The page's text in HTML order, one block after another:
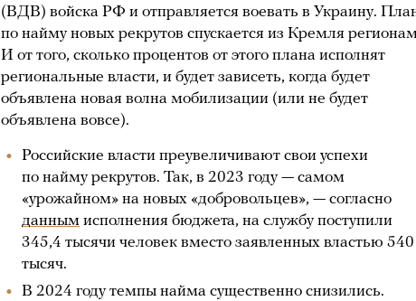
(ВДВ) войска РФ и отправляется воевать в Украину.
по найму новых рекрутов спускается из Кремля
И от того, сколько процентов от этого плана исполнят
региональные власти, и будет зависеть, когда будет
объявлена новая волна мобилизации (или не будет
объявлена вовсе).
Российские власти преувеличивают свои успехи
по найму рекрутов. Так, в 2023 году — самом
«урожайном» на новых «добровольцев», — согласно
данным исполнения бюджета, на службу поступили
345,4 тысячи человек вместо заявленных властью 540
тысяч.
В 2024 году темпы найма существенно снизились.